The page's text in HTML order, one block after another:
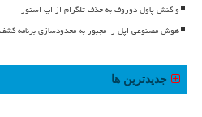
واکنش پاول دوروف به حذف تلگرام از اپ استور
هوش مصنوعی اپل را مجبور به محدودسازی برنامه
جدیدترین ها